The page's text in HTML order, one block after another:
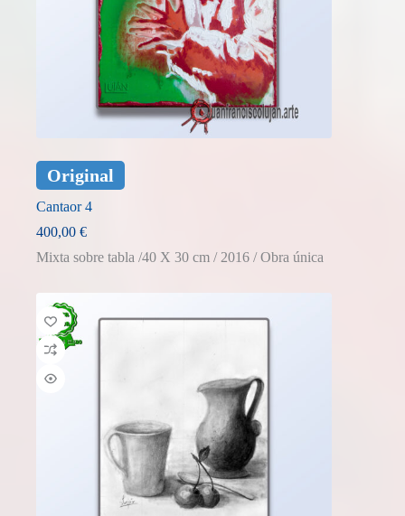
Original
Cantaor 4
400,00 €
Mixta sobre tabla /40 X 30 cm / 2016 / Obra única